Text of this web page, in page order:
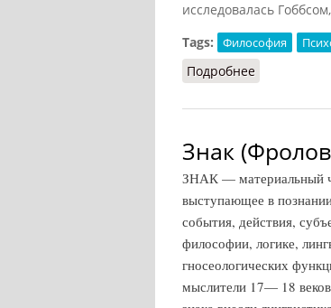
исследовалась
Tags:
Философия
Подробнее
Знак
ЗНАК — материальный
выступающее в
события, действия,
философии, логике,
гносеологических
мыслители 17— 18